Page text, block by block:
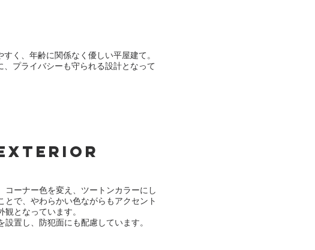
く、年齢に関係なく優しい平屋建て。
プライバシーも守られる設計となって
コーナー色を変え、ツートンカラーにし
とで、やわらかい色ながらもアクセント
観となっています。
設置し、防犯面にも配慮しています。